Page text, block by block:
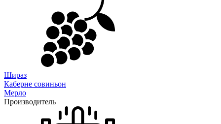
Шираз
Каберне совиньон
Мерло
Производитель